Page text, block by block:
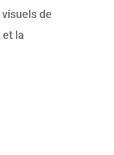
de
et la